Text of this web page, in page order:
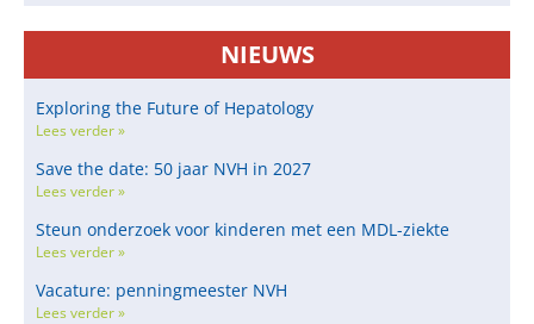
NIEUWS
Exploring the Future of Hepatology
Lees verder »
Save the date: 50 jaar NVH in 2027
Lees verder »
Steun onderzoek voor kinderen met een MDL-ziekte
Lees verder »
Vacature: penningmeester NVH
Lees verder »